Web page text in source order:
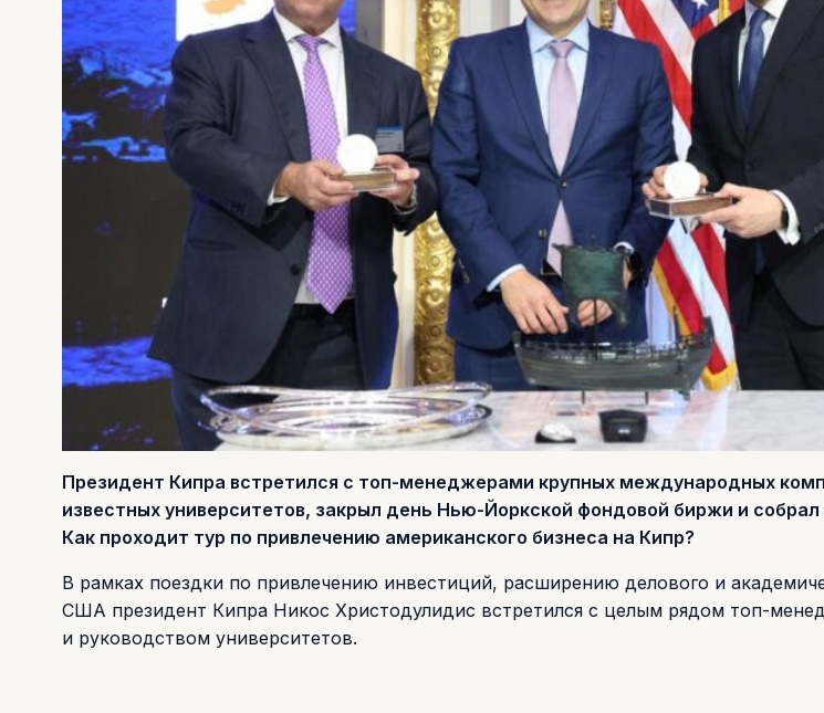
Президент Кипра встретился с топ-менеджерами крупных международных
известных университетов, закрыл день Нью-Йоркской фондовой биржи и
Как проходит тур по привлечению американского бизнеса на Кипр?
В рамках поездки по привлечению инвестиций, расширению делового и
США президент Кипра Никос Христодулидис встретился с целым рядом топ-
и руководством университетов.